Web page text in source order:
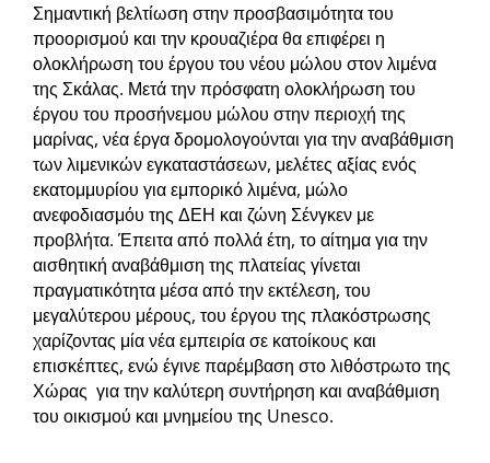
Σημαντική βελτίωση στην προσβασιμότητα του
προορισμού και την κρουαζιέρα θα επιφέρει η
ολοκλήρωση του έργου του νέου μώλου στον λιμένα
της Σκάλας. Μετά την πρόσφατη ολοκλήρωση του
έργου του προσήνεμου μώλου στην περιοχή της
μαρίνας, νέα έργα δρομολογούνται για την αναβάθμιση
των λιμενικών εγκαταστάσεων, μελέτες αξίας ενός
εκατομμυρίου για εμπορικό λιμένα, μώλο
ανεφοδιασμόυ της ΔΕΗ και ζώνη Σένγκεν με
προβλήτα. Έπειτα από πολλά έτη, το αίτημα για την
αισθητική αναβάθμιση της πλατείας γίνεται
πραγματικότητα μέσα από την εκτέλεση, του
μεγαλύτερου μέρους, του έργου της πλακόστρωσης
χαρίζοντας μία νέα εμπειρία σε κατοίκους και
επισκέπτες, ενώ έγινε παρέμβαση στο λιθόστρωτο της
Χώρας για την καλύτερη συντήρηση και αναβάθμιση
του οικισμού και μνημείου της Unesco.